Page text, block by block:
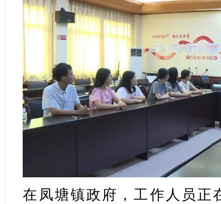
在凤塘镇政府，工作人员正